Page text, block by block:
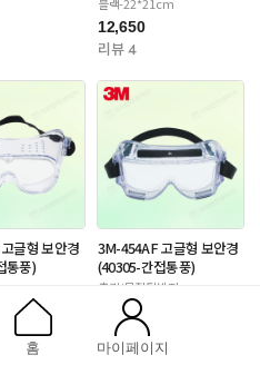
홈 마이페이지
12,650
리뷰 4
글형 보안경
통풍)
3M-454AF 고글형 보안경
(40305-간접통풍)
충격/물질튐방지
14,300
리뷰 12